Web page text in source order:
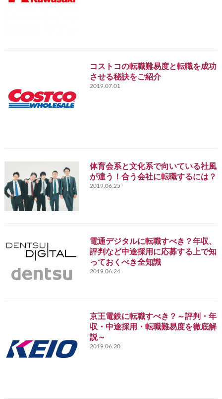
コストコの転職難易度と転職を成功
させる秘訣をご紹介
2019.07.01
体育会系と文化系で向いている社風
が違う！合う会社に転職するには？
2019.06.25
電通デジタルに転職すべき？年収、
評判など中途採用に応募する上で知
っておくべき全知識
2019.06.24
京王電鉄に転職すべき？～評判・年
収・中途採用・転職難易度を徹底解
説～
2019.06.20